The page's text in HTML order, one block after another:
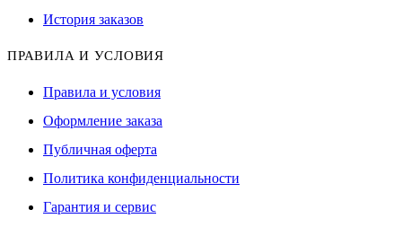
История заказов
ПРАВИЛА И УСЛОВИЯ
Правила и условия
Оформление заказа
Публичная оферта
Политика конфиденциальности
Гарантия и сервис